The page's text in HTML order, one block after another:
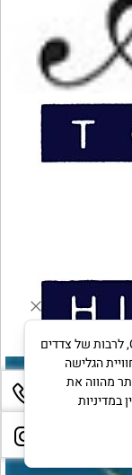
לידיעתך, באתרנו נעשה שימוש בקבצי Cookies, לרבות של צדדים
הגלישה
מהווה את
במדיניות